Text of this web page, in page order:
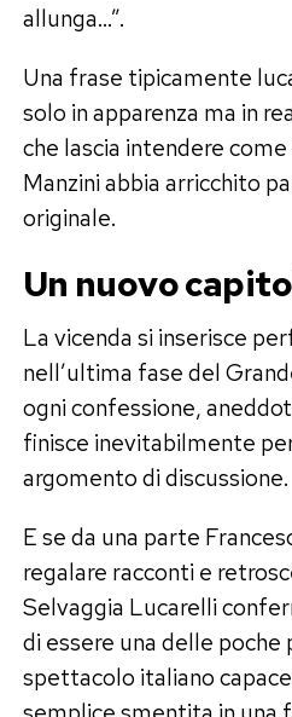
allunga…”.
Una frase tipicamente
solo in apparenza ma in
che lascia intendere
Manzini abbia arricchito
originale.
Un nuovo
La vicenda si inserisce
nell’ultima fase del
ogni confessione,
finisce inevitabilmente
argomento di discussione.
E se da una parte
regalare racconti e
Selvaggia Lucarelli
di essere una delle poche
spettacolo italiano